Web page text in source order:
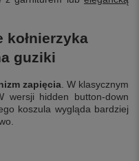
kołnierzyka
guziki
zapięcia. W klasycznym
wersji hidden button-down
koszula wygląda bardziej